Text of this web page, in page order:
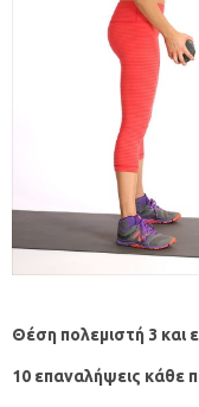
Θέση πολεμιστή 3 και
10 επαναλήψεις κάθε